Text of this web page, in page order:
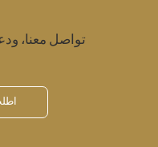
تواصل معنا،